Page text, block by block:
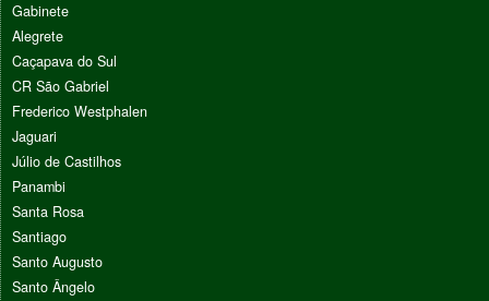
Gabinete
Alegrete
Caçapava do Sul
CR São Gabriel
Frederico Westphalen
Jaguari
Júlio de Castilhos
Panambi
Santa Rosa
Santiago
Santo Augusto
Santo Ângelo